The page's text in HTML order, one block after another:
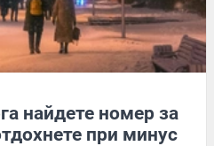
найдете номер за
при минус